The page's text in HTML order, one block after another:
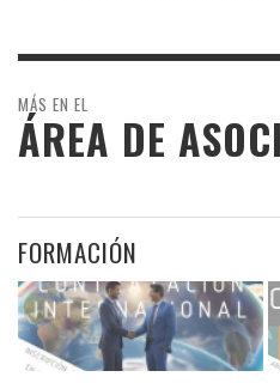
MÁS EN EL
ÁREA DE
FORMACIÓN